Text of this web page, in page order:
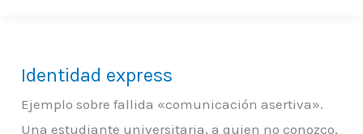
Identidad express
Ejemplo sobre fallida «comunicación asertiva».
Una estudiante universitaria, a quien no conozco,
Identidad
express